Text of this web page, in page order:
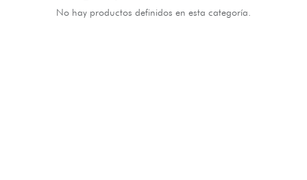
No hay productos definidos en esta categoría.